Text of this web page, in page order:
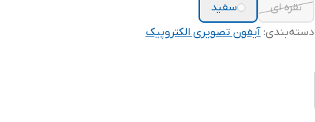
نقره ای
سفید
دسته‌بندی: آیفون تصویری الکتروپیک